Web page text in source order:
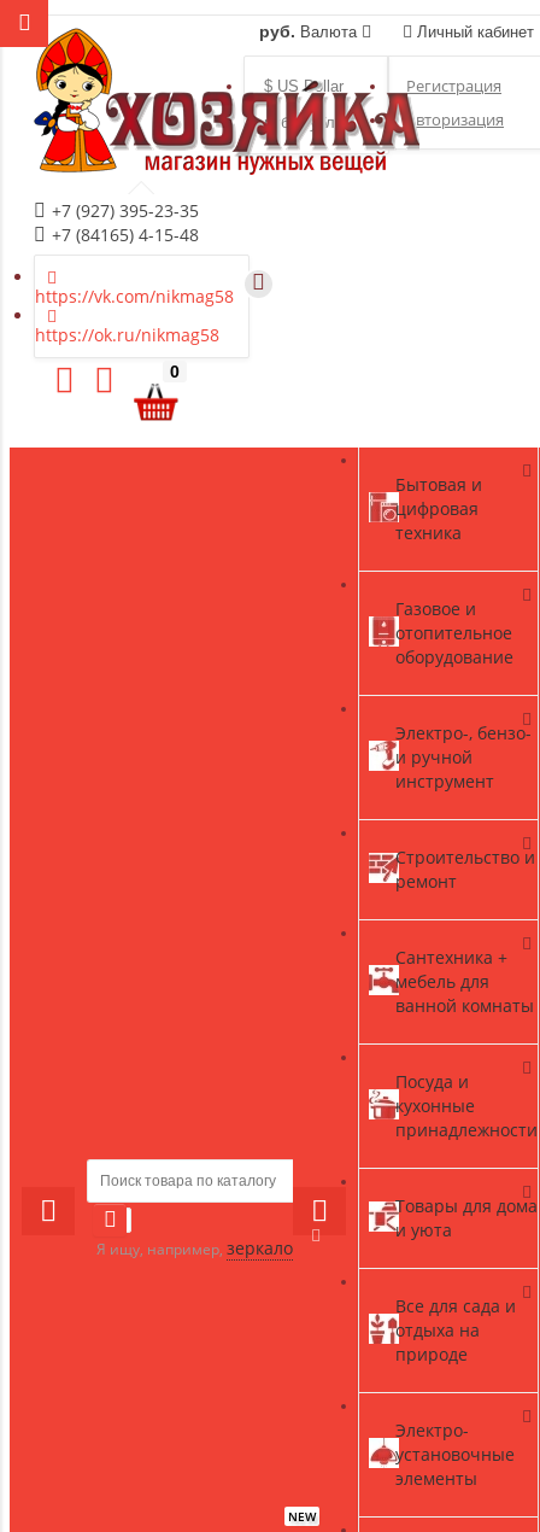
Личный кабинет
Регистрация
Авторизация
руб. Валюта
$ US Dollar
руб. Рубль
+7 (927) 395-23-35
+7 (84165) 4-15-48
https://vk.com/nikmag58
https://ok.ru/nikmag58
0
Я ищу, например, зеркало
Бытовая и
цифровая
техника
Газовое и
отопительное
оборудование
Электро-, бензо-
и ручной
инструмент
Строительство и
ремонт
Сантехника +
мебель для
ванной комнаты
Посуда и
кухонные
принадлежности
Товары для дома
и уюта
Все для сада и
отдыха на
природе
Электро-
установочные
элементы
NEW